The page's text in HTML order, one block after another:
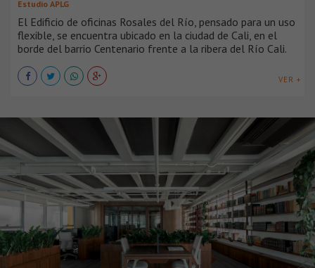
Estudio APLG
El Edificio de oficinas Rosales del Río, pensado para un uso
flexible, se encuentra ubicado en la ciudad de Cali, en el
borde del barrio Centenario frente a la ribera del Río Cali.
VER +